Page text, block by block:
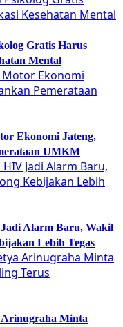
Gratis Harus
Mental
Ekonomi Jateng,
UMKM
Alarm Baru, Wakil
Lebih Tegas
Arinugraha Minta